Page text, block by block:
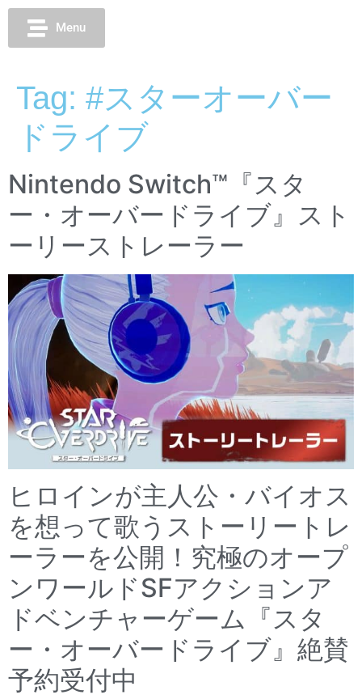
Menu
Tag: #スターオーバー
ドライブ
Nintendo Switch™『スタ
ー・オーバードライブ』スト
ーリーストレーラー
ヒロインが主人公・バイオス
を想って歌うストーリートレ
ーラーを公開！究極のオープ
ンワールドSFアクションア
ドベンチャーゲーム『スタ
ー・オーバードライブ』絶賛
予約受付中